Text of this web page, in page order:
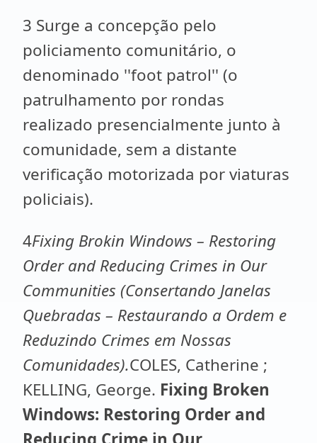
3 Surge a concepção pelo
policiamento comunitário, o
denominado ''foot patrol'' (o
patrulhamento por rondas
realizado presencialmente junto à
comunidade, sem a distante
verificação motorizada por viaturas
policiais).
4Fixing Brokin Windows – Restoring
Order and Reducing Crimes in Our
Communities (Consertando Janelas
Quebradas – Restaurando a Ordem e
Reduzindo Crimes em Nossas
Comunidades).COLES, Catherine ;
KELLING, George. Fixing Broken
Windows: Restoring Order and